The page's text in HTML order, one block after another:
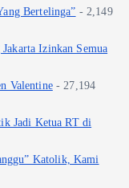
Bertelinga” - 2,149
Izinkan Semua
Valentine- 27,194
Jadi Ketua RT di
Katolik, Kami